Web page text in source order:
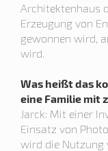
Architektenhaus
Erzeugung von
gewonnen wird,
wird.
Was heißt das
eine Familie mit
Jarck: Mit einer
Einsatz von
wird die Nutzung